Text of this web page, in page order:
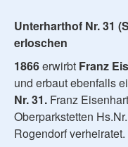
Unterharthof Nr. 31
erloschen
1866erwirbt Franz
und erbaut ebenfalls
Nr. 31. Franz
Oberparkstetten
Rogendorf verheiratet.